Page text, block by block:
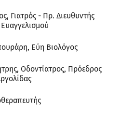
Γιατρός - Πρ. Διευθυντής
Εύη Βιολόγος
Οδοντίατρος, Πρόεδρος